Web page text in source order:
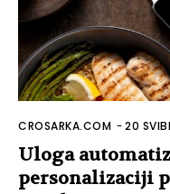
CROSARKA.COM -20
Uloga
personalizaciji